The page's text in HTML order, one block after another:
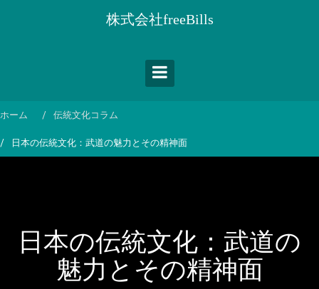
ス
ッ
株式会社freeBills
ホーム 伝統文化コラム
日本の伝統文化：武道の魅力とその精神面
日本の伝統文化：武道の
魅力とその精神面